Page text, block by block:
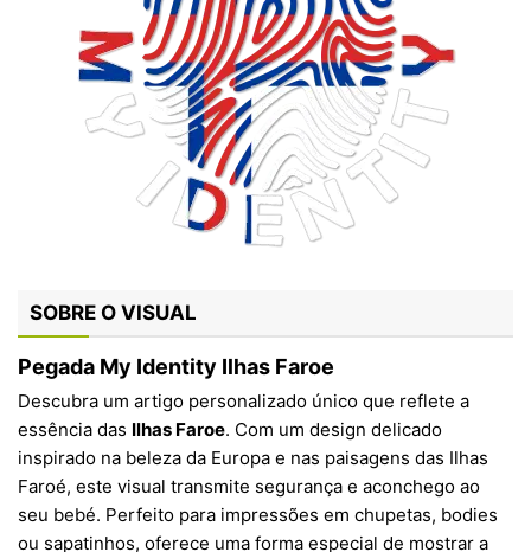
SOBRE O VISUAL
Pegada My Identity Ilhas Faroe
Descubra um artigo personalizado único que reflete a
essência das Ilhas Faroe. Com um design delicado
inspirado na beleza da Europa e nas paisagens das Ilhas
Faroé, este visual transmite segurança e aconchego ao
seu bebé. Perfeito para impressões em chupetas, bodies
ou sapatinhos, oferece uma forma especial de mostrar a